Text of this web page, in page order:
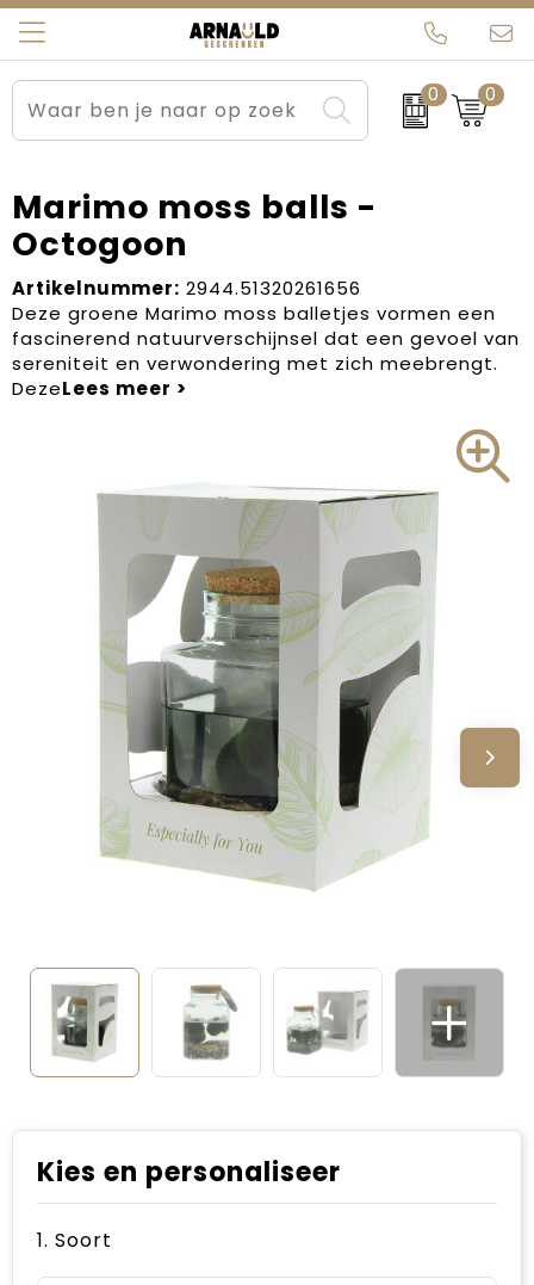
0 0
Relatiegeschenken
Sportkleding
Werkkleding
Kleding en textiel
Tassen
Beurs en Evenementen
Brievenbuspakketten
Carnaval
Dag van de Zorg
Kerstartikelen
Verjaardagen
Voetbal, EK en WK
Voor de bouw
Zomergeschenken
Zomerpakketten
Arnauld Kerstpakketten
MijnEigenKadootje
Ons team
Contact
Blogs
Marimo moss balls -
Octogoon
Artikelnummer: 2944.51320261656
Deze groene Marimo moss balletjes vormen een
fascinerend natuurverschijnsel dat een gevoel van
sereniteit en verwondering met zich meebrengt.
Deze
Kies en personaliseer
1. Soort